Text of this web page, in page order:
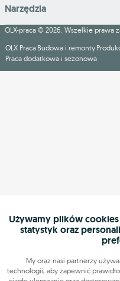
Narzędzia
OLX-praca © 2026. Wszelkie prawa
OLX Praca Budowa i remonty
Praca dodatkowa i sezonowa
Używamy plików
statystyk oraz
My oraz nasi partnerzy
technologii, aby zapewnić